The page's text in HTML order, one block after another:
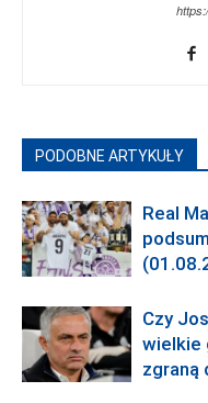
PODOBNE ARTYKUŁY
Real
Czy
wielkie
zgraną